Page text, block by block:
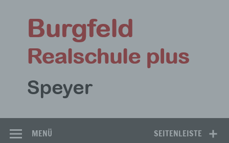
springen
SEITENLEISTE
MENÜ